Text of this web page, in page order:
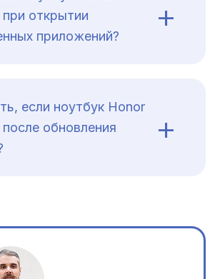
при открытии
приложений?
+
если ноутбук Honor
после обновления
+